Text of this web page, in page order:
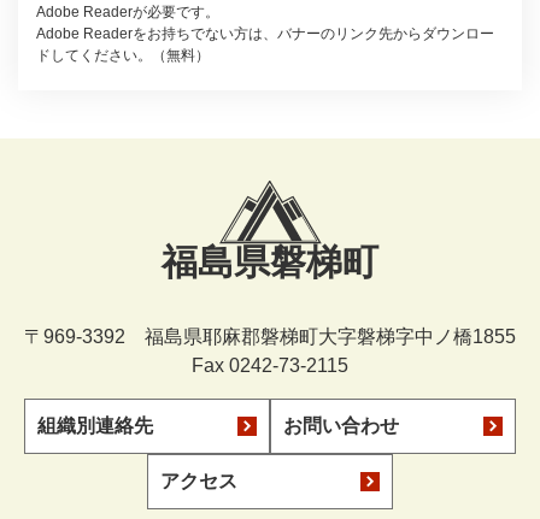
Adobe Readerが必要です。
Adobe Readerをお持ちでない方は、バナーのリンク先からダウンロー
ドしてください。（無料）
福島県磐梯町
〒969-3392 福島県耶麻郡磐梯町大字磐梯字中ノ橋1855
Fax 0242-73-2115
組織別連絡先 お問い合わせ
アクセス